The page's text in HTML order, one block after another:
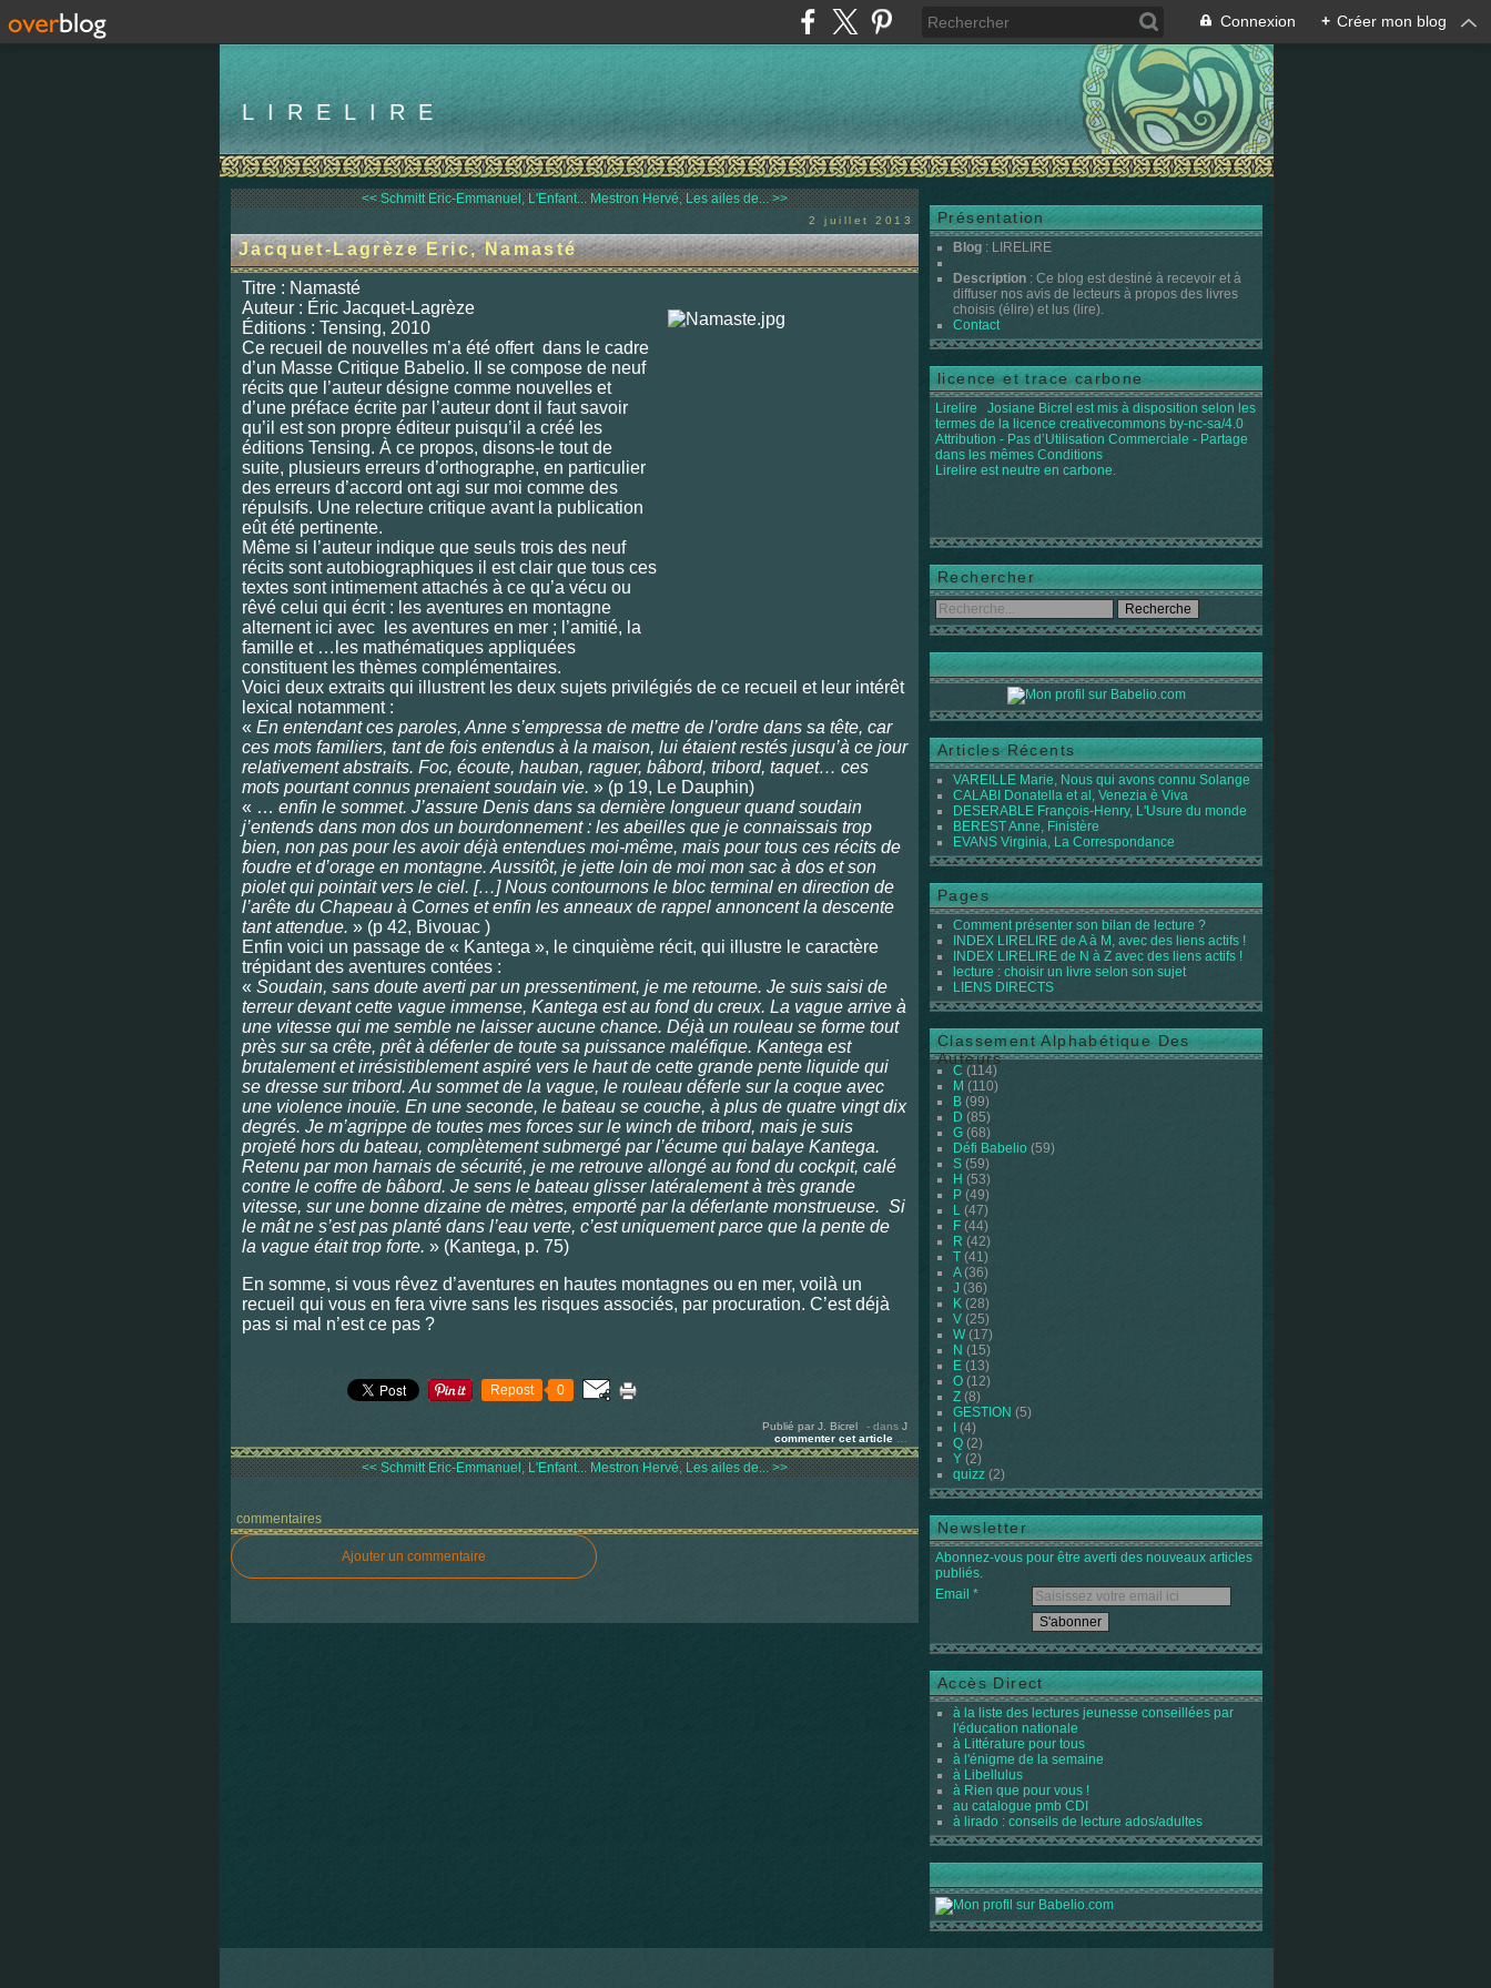
Connexion + Créer mon blog
LIRELIRE
<< Schmitt Eric-Emmanuel, L'Enfant... Mestron Hervé, Les ailes de... >>
2 juillet 2013
Jacquet-Lagrèze Eric, Namasté
Titre : Namasté
Auteur : Éric Jacquet-Lagrèze
Éditions : Tensing, 2010
Ce recueil de nouvelles m’a été offert dans le cadre
d’un Masse Critique Babelio. Il se compose de neuf
récits que l’auteur désigne comme nouvelles et
d’une préface écrite par l’auteur dont il faut savoir
qu’il est son propre éditeur puisqu’il a créé les
éditions Tensing. À ce propos, disons-le tout de
suite, plusieurs erreurs d’orthographe, en particulier
des erreurs d’accord ont agi sur moi comme des
répulsifs. Une relecture critique avant la publication
eût été pertinente.
Même si l’auteur indique que seuls trois des neuf
récits sont autobiographiques il est clair que tous ces
textes sont intimement attachés à ce qu’a vécu ou
rêvé celui qui écrit : les aventures en montagne
alternent ici avec les aventures en mer ; l’amitié, la
famille et …les mathématiques appliquées
constituent les thèmes complémentaires.
Voici deux extraits qui illustrent les deux sujets privilégiés de ce recueil et leur intérêt
lexical notamment :
« En entendant ces paroles, Anne s’empressa de mettre de l’ordre dans sa tête, car
ces mots familiers, tant de fois entendus à la maison, lui étaient restés jusqu’à ce jour
relativement abstraits. Foc, écoute, hauban, raguer, bâbord, tribord, taquet… ces
mots pourtant connus prenaient soudain vie. » (p 19, Le Dauphin)
« … enfin le sommet. J’assure Denis dans sa dernière longueur quand soudain
j’entends dans mon dos un bourdonnement : les abeilles que je connaissais trop
bien, non pas pour les avoir déjà entendues moi-même, mais pour tous ces récits de
foudre et d’orage en montagne. Aussitôt, je jette loin de moi mon sac à dos et son
piolet qui pointait vers le ciel. […] Nous contournons le bloc terminal en direction de
l’arête du Chapeau à Cornes et enfin les anneaux de rappel annoncent la descente
tant attendue. » (p 42, Bivouac )
Enfin voici un passage de « Kantega », le cinquième récit, qui illustre le caractère
trépidant des aventures contées :
« Soudain, sans doute averti par un pressentiment, je me retourne. Je suis saisi de
terreur devant cette vague immense, Kantega est au fond du creux. La vague arrive à
une vitesse qui me semble ne laisser aucune chance. Déjà un rouleau se forme tout
près sur sa crête, prêt à déferler de toute sa puissance maléfique. Kantega est
brutalement et irrésistiblement aspiré vers le haut de cette grande pente liquide qui
se dresse sur tribord. Au sommet de la vague, le rouleau déferle sur la coque avec
une violence inouïe. En une seconde, le bateau se couche, à plus de quatre vingt dix
degrés. Je m’agrippe de toutes mes forces sur le winch de tribord, mais je suis
projeté hors du bateau, complètement submergé par l’écume qui balaye Kantega.
Retenu par mon harnais de sécurité, je me retrouve allongé au fond du cockpit, calé
contre le coffre de bâbord. Je sens le bateau glisser latéralement à très grande
vitesse, sur une bonne dizaine de mètres, emporté par la déferlante monstrueuse. Si
le mât ne s’est pas planté dans l’eau verte, c’est uniquement parce que la pente de
la vague était trop forte. » (Kantega, p. 75)
En somme, si vous rêvez d’aventures en hautes montagnes ou en mer, voilà un
recueil qui vous en fera vivre sans les risques associés, par procuration. C’est déjà
pas si mal n’est ce pas ?
Repost 0
Publié par J. Bicrel - dans J
commenter cet article
<< Schmitt Eric-Emmanuel, L'Enfant... Mestron Hervé, Les ailes de... >>
commentaires
Ajouter un commentaire
Présentation
Blog : LIRELIRE
Description : Ce blog est destiné à recevoir et à
diffuser nos avis de lecteurs à propos des livres
choisis (élire) et lus (lire).
Contact
licence et trace carbone
Lirelire Josiane Bicrel est mis à disposition selon les
termes de la licence creativecommons by-nc-sa/4.0
Attribution - Pas d’Utilisation Commerciale - Partage
dans les mêmes Conditions
Lirelire est neutre en carbone.
Rechercher
Articles Récents
VAREILLE Marie, Nous qui avons connu Solange
CALABI Donatella et al, Venezia è Viva
DESERABLE François-Henry, L'Usure du monde
BEREST Anne, Finistère
EVANS Virginia, La Correspondance
Pages
Comment présenter son bilan de lecture ?
INDEX LIRELIRE de A à M, avec des liens actifs !
INDEX LIRELIRE de N à Z avec des liens actifs !
lecture : choisir un livre selon son sujet
LIENS DIRECTS
Classement Alphabétique Des
Auteurs
C (114)
M (110)
B (99)
D (85)
G (68)
Défi Babelio (59)
S (59)
H (53)
P (49)
L (47)
F (44)
R (42)
T (41)
A(36)
J (36)
K (28)
V (25)
W(17)
N (15)
E (13)
O (12)
Z (8)
GESTION (5)
(4)
Q (2)
Y (2)
quizz (2)
Newsletter
Abonnez-vous pour être averti des nouveaux articles
publiés.
Email
Accès Direct
à la liste des lectures jeunesse conseillées par
l'éducation nationale
à Littérature pour tous
à l'énigme de la semaine
à Libellulus
à Rien que pour vous !
au catalogue pmb CDI
à lirado : conseils de lecture ados/adultes